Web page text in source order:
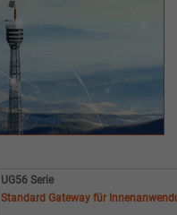
UG56 Serie
Standard Gateway für